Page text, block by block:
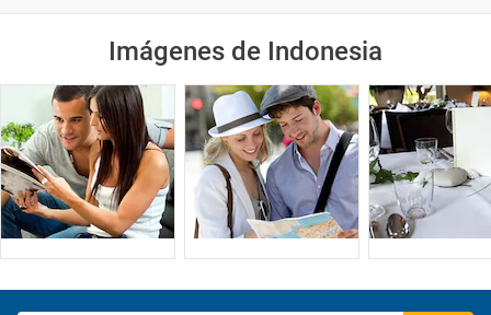
Imágenes de Indonesia